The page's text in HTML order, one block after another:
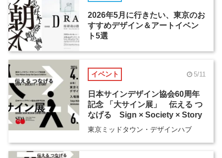
2026年5月に行きたい、東京のお
すすめデザイン＆アートイベン
ト5選
イベント 5/11
日本サインデザイン協会60周年
記念 「大サイン展」 伝える つ
なげる Sign × Society × Story
東京ミッドタウン・デザインハブ